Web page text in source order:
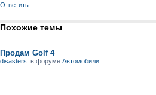
Ответить
Похожие темы
Продам Golf 4
disasters в форумеАвтомобили